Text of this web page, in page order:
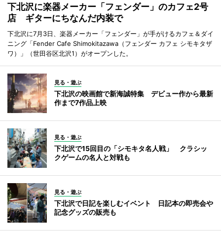
下北沢に楽器メーカー「フェンダー」のカフェ2号
店 ギターにちなんだ内装で
下北沢に7月3日、楽器メーカー「フェンダー」が手がけるカフェ＆ダイ
ニング「Fender Cafe Shimokitazawa（フェンダー カフェ シモキタザ
ワ）」（世田谷区北沢1）がオープンした。
見る・遊ぶ
下北沢の映画館で新海誠特集 デビュー作から最新
作まで7作品上映
見る・遊ぶ
下北沢で15回目の「シモキタ名人戦」 クラシッ
クゲームの名人と対戦も
見る・遊ぶ
下北沢で日記を楽しむイベント 日記本の即売会や
記念グッズの販売も